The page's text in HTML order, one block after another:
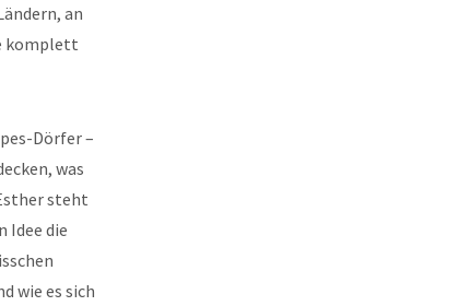
an
komplett
Dörfer –
was
steht
Idee die
wie es sich